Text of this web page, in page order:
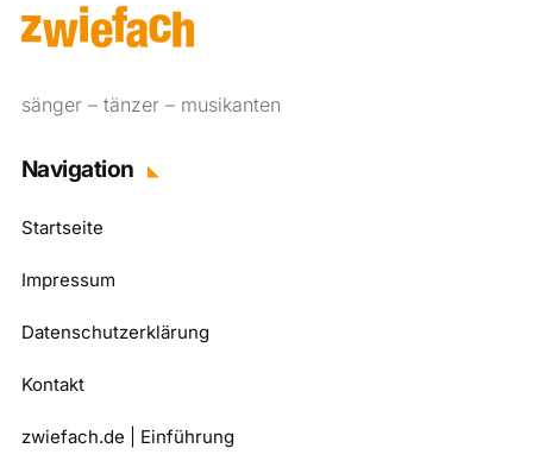
sänger – tänzer – musikanten
Navigation
Startseite
Impressum
Datenschutzerklärung
Kontakt
zwiefach.de | Einführung